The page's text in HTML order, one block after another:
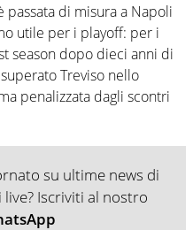
passata di misura a Napoli
utile per i playoff: per i
season dopo dieci anni di
Treviso nello
penalizzata dagli scontri
su ultime news di
Iscriviti al nostro